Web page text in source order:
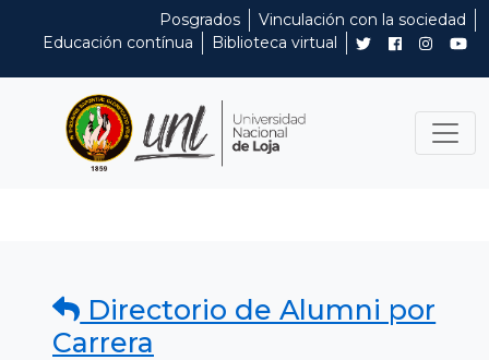
Posgrados
Vinculación con la sociedad
Educación contínua
Biblioteca virtual
Directorio de Alumni por
Carrera